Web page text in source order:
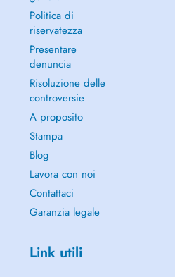
Politica di
riservatezza
Presentare
denuncia
Risoluzione delle
controversie
A proposito
Stampa
Blog
Lavora con noi
Contattaci
Garanzia legale
Link utili